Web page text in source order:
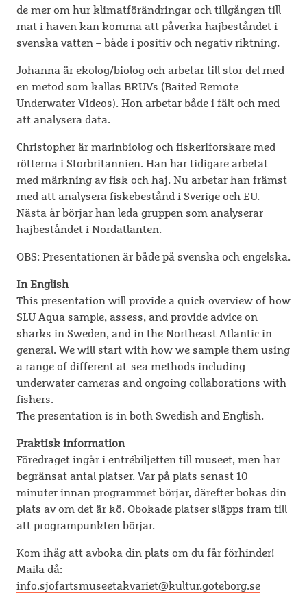
de mer om hur klimatförändringar och tillgången till
mat i haven kan komma att påverka hajbeståndet i
svenska vatten – både i positiv och negativ riktning.
Johanna är ekolog/biolog och arbetar till stor del med
en metod som kallas BRUVs (Baited Remote
Underwater Videos). Hon arbetar både i fält och med
att analysera data.
Christopher är marinbiolog och fiskeriforskare med
rötterna i Storbritannien. Han har tidigare arbetat
med märkning av fisk och haj. Nu arbetar han främst
med att analysera fiskebestånd i Sverige och EU.
Nästa år börjar han leda gruppen som analyserar
hajbeståndet i Nordatlanten.
OBS: Presentationen är både på svenska och engelska.
In English
This presentation will provide a quick overview of how
SLU Aqua sample, assess, and provide advice on
sharks in Sweden, and in the Northeast Atlantic in
general. We will start with how we sample them using
a range of different at-sea methods including
underwater cameras and ongoing collaborations with
fishers.
The presentation is in both Swedish and English.
Praktisk information
Föredraget ingår i entrébiljetten till museet, men har
begränsat antal platser. Var på plats senast 10
minuter innan programmet börjar, därefter bokas din
plats av om det är kö. Obokade platser släpps fram till
att programpunkten börjar.
Kom ihåg att avboka din plats om du får förhinder!
Maila då:
info.sjofartsmuseetakvariet@kultur.goteborg.se